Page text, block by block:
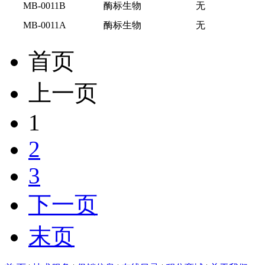
MB-0011B 酶标生物
无
MB-0011A
酶标生物 无
首页
上一页
1
2
3
下一页
末页